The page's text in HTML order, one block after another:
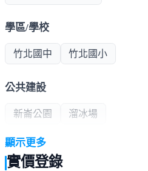
學區/學校
竹北國中 竹北國小
公共建設
新崙公園 溜冰場
超商/賣場
顯示更多
實價登錄